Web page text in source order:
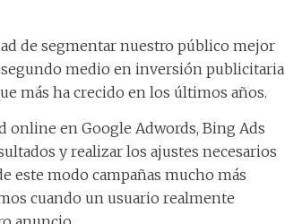
de segmentar nuestro público mejor
medio en inversión publicitaria
más ha crecido en los últimos años.
online en Google Adwords, Bing Ads
y realizar los ajustes necesarios
este modo campañas mucho más
cuando un usuario realmente